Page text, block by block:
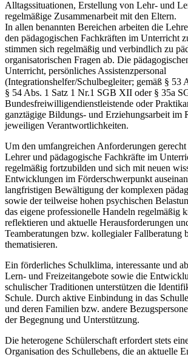
Alltagssituationen, Erstellung von Lehr- und
regelmäßige Zusammenarbeit mit den Eltern.
In allen benannten Bereichen arbeiten die
den pädagogischen Fachkräften im Unterricht
stimmen sich regelmäßig und verbindlich zu
organisatorischen Fragen ab. Die
Unterricht, persönliches Assistenzpersonal
(Integrationshelfer/Schulbegleiter; gemäß § 53
§ 54 Abs. 1 Satz 1 Nr.1 SGB XII oder § 35a
Bundesfreiwilligendienstleistende oder
ganztägige Bildungs- und Erziehungsarbeit im
jeweiligen Verantwortlichkeiten.
Um den umfangreichen Anforderungen
Lehrer und pädagogische Fachkräfte im
regelmäßig fortzubilden und sich mit neuen
Entwicklungen im Förderschwerpunkt
langfristigen Bewältigung der komplexen
sowie der teilweise hohen psychischen
das eigene professionelle Handeln regelmäßig
reflektieren und aktuelle Herausforderungen
Teamberatungen bzw. kollegialer Fallberatung
thematisieren.
Ein förderliches Schulklima, interessante und
Lern- und Freizeitangebote sowie die
schulischer Traditionen unterstützen die
Schule. Durch aktive Einbindung in das
und deren Familien bzw. andere
der Begegnung und Unterstützung.
Die heterogene Schülerschaft erfordert stets
Organisation des Schullebens, die an aktuelle